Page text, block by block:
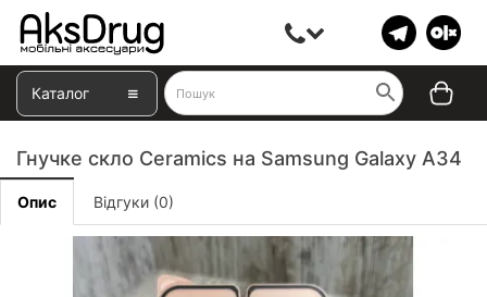
Каталог
Гнучке скло Ceramics на Samsung Galaxy A34
Опис Відгуки (0)